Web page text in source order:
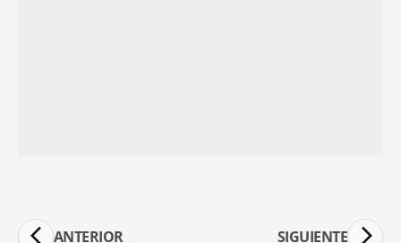
ANTERIOR SIGUIENTE